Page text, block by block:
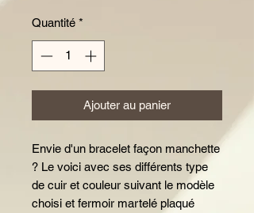
Quantité *
Ajouter au panier
Envie d'un bracelet façon manchette
? Le voici avec ses différents type
de cuir et couleur suivant le modèle
choisi et fermoir martelé plaqué